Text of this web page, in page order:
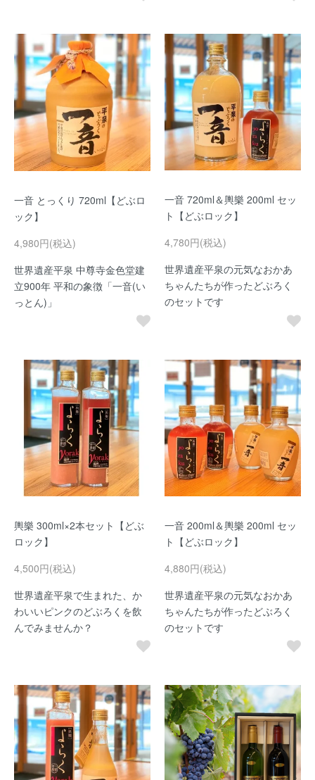
一音 とっくり 720ml【どぶロ
ック】
4,980円(税込)
世界遺産平泉 中尊寺金色堂建
立900年 平和の象徴「一音(い
っとん)」
一音 720ml＆輿樂 200ml セッ
ト【どぶロック】
4,780円(税込)
世界遺産平泉の元気なおかあ
ちゃんたちが作ったどぶろく
のセットです
輿樂 300ml×2本セット【どぶ
ロック】
4,500円(税込)
世界遺産平泉で生まれた、か
わいいピンクのどぶろくを飲
んでみませんか？
一音 200ml＆輿樂 200ml セッ
ト【どぶロック】
4,880円(税込)
世界遺産平泉の元気なおかあ
ちゃんたちが作ったどぶろく
のセットです